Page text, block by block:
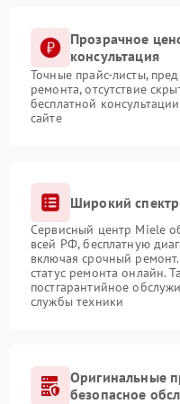
Прозрачное
консультация
Точные прайс-листы,
ремонта, отсутствие
бесплатной
сайте
Широкий спектр
Сервисный центр Miele
всей РФ, бесплатную
включая срочный
статус ремонта онлайн.
постгарантийное
службы техники
Оригинальные
безопасное